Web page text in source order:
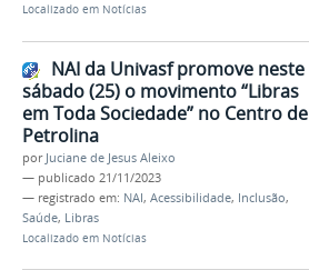
Localizado em Notícias
NAI da Univasf promove neste
sábado (25) o movimento “Libras
em Toda Sociedade” no Centro de
Petrolina
por Juciane de Jesus Aleixo
— publicado 21/11/2023
— registrado em: NAI, Acessibilidade, Inclusão,
Saúde, Libras
Localizado em Notícias